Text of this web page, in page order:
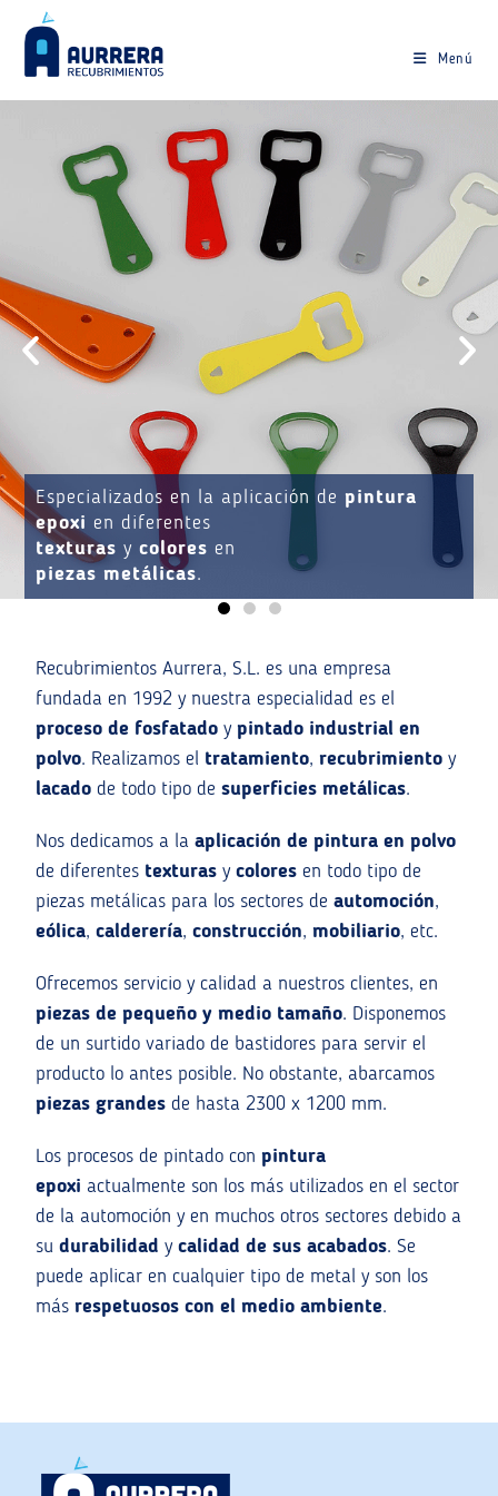
Menú
Especializados en la aplicación de pintura
epoxi en diferentes
texturas ycolores en
piezas metálicas.
Recubrimientos Aurrera, S.L. es una empresa
fundada en 1992 y nuestra especialidad es el
proceso de fosfatado ypintado industrial en
polvo. Realizamos el tratamiento,recubrimiento y
lacado de todo tipo desuperficies metálicas.
Nos dedicamos a laaplicación de pintura en polvo
de diferentes texturas ycolores en todo tipo de
piezas metálicas para los sectores deautomoción,
eólica,calderería,construcción,mobiliario, etc.
Ofrecemos servicio y calidad a nuestros clientes, en
piezas de pequeño y medio tamaño. Disponemos
de un surtido variado de bastidores para servir el
producto lo antes posible. No obstante, abarcamos
piezas grandes de hasta 2300 x 1200 mm.
Los procesos de pintado conpintura
epoxi actualmente son los más utilizados en el sector
de la automoción y en muchos otros sectores debido a
sudurabilidad ycalidad de sus acabados. Se
puede aplicar en cualquier tipo de metal y son los
másrespetuosos con el medio ambiente.